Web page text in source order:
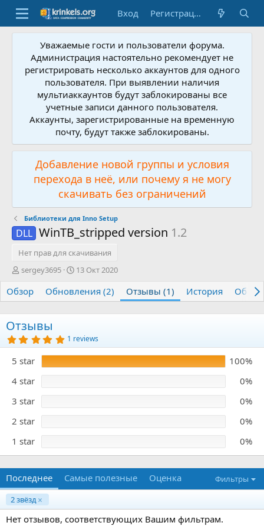
Вход Регистрация
Уважаемые гости и пользователи форума.
Администрация настоятельно рекомендует не
регистрировать несколько аккаунтов для одного
пользователя. При выявлении наличия
мультиаккаунтов будут заблокированы все
учетные записи данного пользователя.
Аккаунты, зарегистрированные на временную
почту, будут также заблокированы.
Добавление новой группы и условия
перехода в неё, или почему я не могу
скачивать без ограничений
Библиотеки для Inno Setup
DLL WinTB_stripped version 1.2
Нет прав для скачивания
А
т
о
р
sergey3695
Д
т
а
с
д
а
н
и
я
13 Окт 2020
Обзор Обновления (2) Отзывы (1) История
Отзывы
5
.
0
0
з
ё
з
1 reviews
5 star
100%
4 star
0%
3 star
0%
2 star
0%
1 star
0%
Последнее Самые полезные Оценка
Фильтры
2 звёзд
Нет отзывов, соответствующих Вашим фильтрам.